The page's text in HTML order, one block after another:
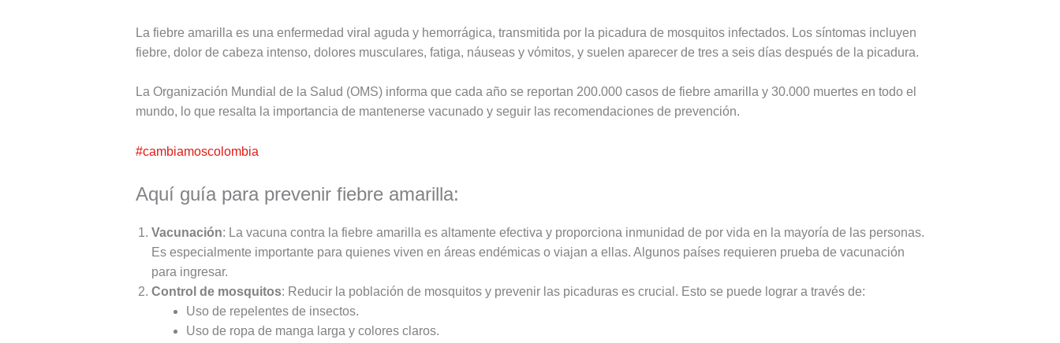
La fiebre amarilla es una enfermedad viral aguda y hemorrágica, transmitida por la picadura de mosquitos infectados. Los síntomas incluyen
fiebre, dolor de cabeza intenso, dolores musculares, fatiga, náuseas y vómitos, y suelen aparecer de tres a seis días después de la picadura.
La Organización Mundial de la Salud (OMS) informa que cada año se reportan 200.000 casos de fiebre amarilla y 30.000 muertes en todo el
mundo, lo que resalta la importancia de mantenerse vacunado y seguir las recomendaciones de prevención.
#cambiamoscolombia
Aquí guía para prevenir fiebre amarilla:
Vacunación: La vacuna contra la fiebre amarilla es altamente efectiva y proporciona inmunidad de por vida en la mayoría de las personas.
Es especialmente importante para quienes viven en áreas endémicas o viajan a ellas. Algunos países requieren prueba de vacunación
para ingresar.
Control de mosquitos: Reducir la población de mosquitos y prevenir las picaduras es crucial. Esto se puede lograr a través de:
Uso de repelentes de insectos.
Uso de ropa de manga larga y colores claros.